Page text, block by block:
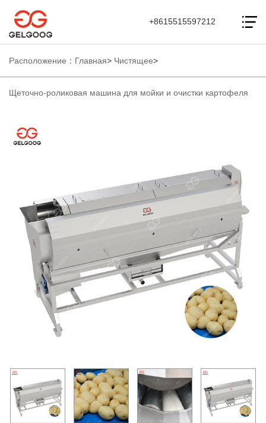
+8615515597212
Расположение： Главная> Чистящее>
Щеточно-роликовая машина для мойки и очистки картофеля